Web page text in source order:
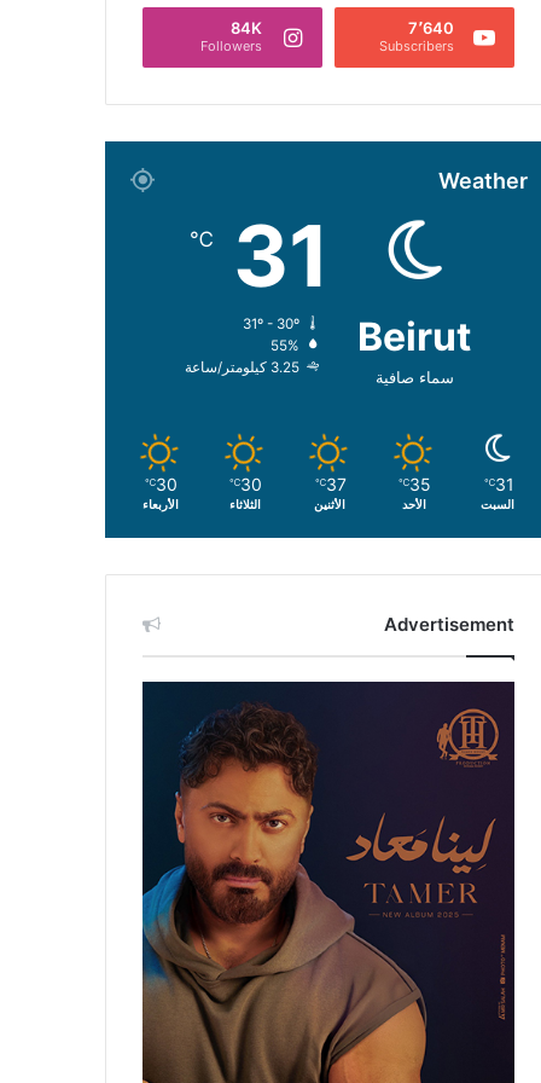
7٬640
Subscribers
84K
Followers
Weather
Beirut
سماء صافية
31
℃
55%
3.25 كيلومتر/ساعة
31
℃
السبت
35
℃
الأحد
37
℃
الأثنين
30
℃
الثلاثاء
30
℃
الأربعاء
Advertisement